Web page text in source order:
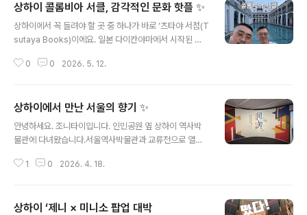
상하이 콜롬비아 서클, 감각적인 문화 핫플 ✨
상하이에서 꼭 들려야 할 곳 중 하나가 바로 ‘츠타야 서점(T
sutaya Books)이에요. 일본 다이칸야마에서 시작된 이
으로, ‘세계에서 가장 아름다운 서점 20곳’ 중 하나로 꼽히
아 서클이라는 역사적인 건물 안에 자리 잡고 있어요. 이곳
은 1920년대 해외 화교들의 사교 중심지였던 곳인데, 10
0년 넘는 역사와 현대적인 디자인을 절묘하게 결합해 2,0
움은 그대로 보존하면서도 새로운 이야기를 이어가는 공간
0 0 2026. 5. 12.
상하이에서 만난 서울의 향기 ✨
안녕하세요. 조니타이입니다. 인민공원 옆 상하이 역사박
물관에 다녀왔습니다.서울역사박물관과 교류전으로 열리
生活展》 전시인데.급속한 도시화라는 공통된 역사적 배경
복판에서 서울의 따스한 정취를 느낄 수 있는 특별한 전시
1 0 2026. 4. 18.
상하이 ‘제니 × 미니소 팝업 대박